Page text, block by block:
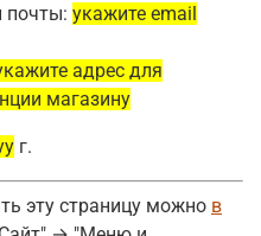
почты: укажите email
адрес для
магазину
г.
эту страницу можно в